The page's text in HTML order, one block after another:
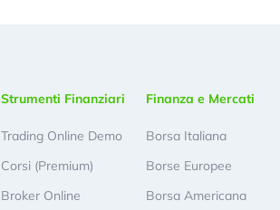
Strumenti Finanziari
Trading Online Demo
Corsi (Premium)
Broker Online
Finanza e Mercati
Borsa Italiana
Borse Europee
Borsa Americana